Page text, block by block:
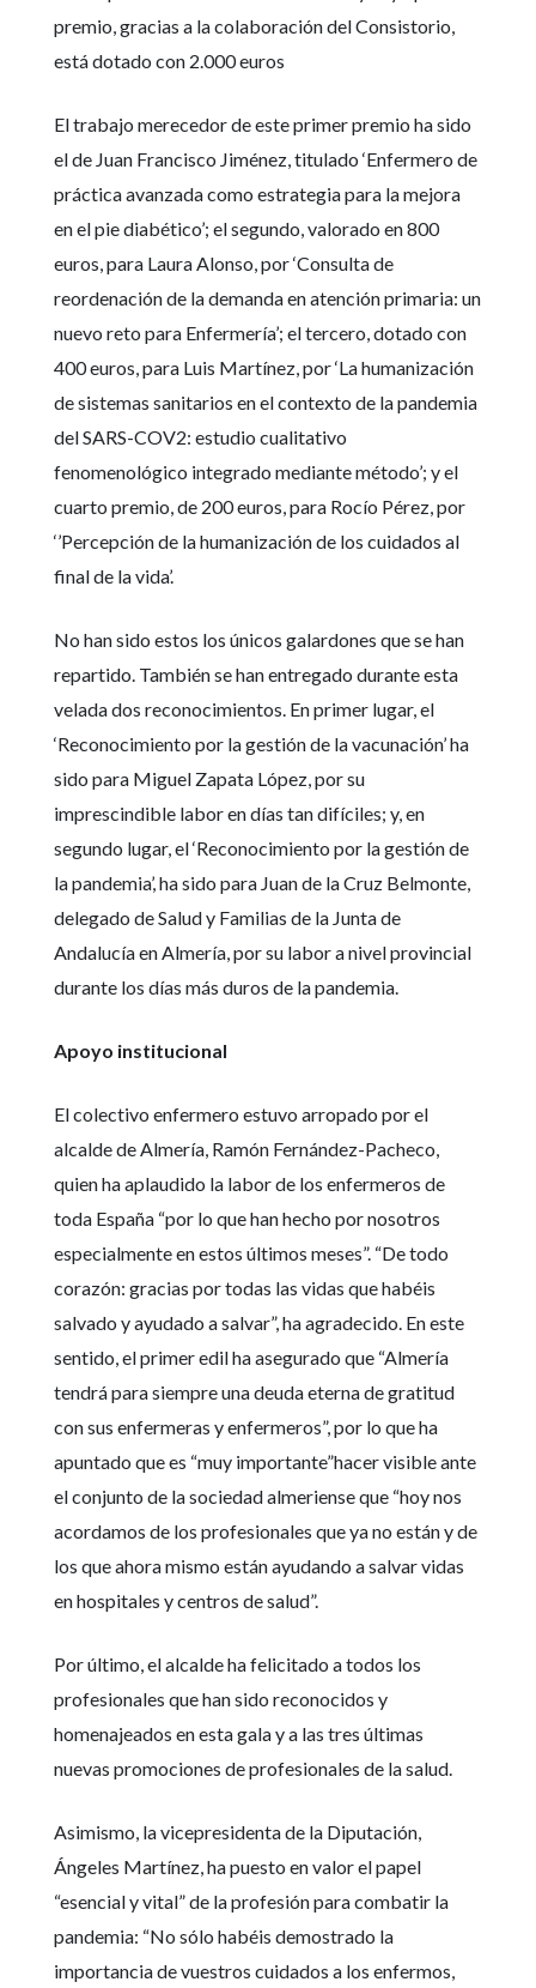
premio, gracias a la colaboración del Consistorio,
está dotado con 2.000 euros
El trabajo merecedor de este primer premio ha sido
el de Juan Francisco Jiménez, titulado ‘Enfermero de
práctica avanzada como estrategia para la mejora
en el pie diabético’; el segundo, valorado en 800
euros, para Laura Alonso, por‘Consulta de
reordenación de la demanda en atención primaria: un
nuevo reto para Enfermería’; el tercero, dotado con
400 euros, para Luis Martínez, por‘La humanización
de sistemas sanitarios en el contexto de la pandemia
del SARS-COV2: estudio cualitativo
fenomenológico integrado mediante método’; y el
cuarto premio, de 200 euros, para Rocío Pérez, por
‘’Percepción de la humanización de los cuidados al
final de la vida’.
No han sido estos los únicos galardones que se han
repartido. También se han entregado durante esta
velada dos reconocimientos. En primer lugar, el
‘Reconocimiento por la gestión de la vacunación’ ha
sido para Miguel Zapata López, por su
imprescindible labor en días tan difíciles; y, en
segundo lugar, el ‘Reconocimiento por la gestión de
la pandemia’, ha sido para Juan de la Cruz Belmonte,
delegado de Salud y Familias de la Junta de
Andalucía en Almería, por su labor a nivel provincial
durante los días más duros de la pandemia.
Apoyo institucional
El colectivo enfermero estuvo arropado por el
alcalde de Almería, Ramón Fernández-Pacheco,
quien ha aplaudido la labor de los enfermeros de
toda España “por lo que han hecho por nosotros
especialmente en estos últimos meses”. “De todo
corazón: gracias por todas las vidas que habéis
salvado y ayudado a salvar”, ha agradecido. En este
sentido, el primer edil ha asegurado que “Almería
tendrá para siempre una deuda eterna de gratitud
con sus enfermeras y enfermeros”, por lo que ha
apuntado que es “muy importante”hacer visible ante
el conjunto de la sociedad almeriense que “hoy nos
acordamos de los profesionales que ya no están y de
los que ahora mismo están ayudando a salvar vidas
en hospitales y centros de salud”.
Por último, el alcalde ha felicitado a todos los
profesionales que han sido reconocidos y
homenajeados en esta gala y a las tres últimas
nuevas promociones de profesionales de la salud.
Asimismo, la vicepresidenta de la Diputación,
Ángeles Martínez, ha puesto en valor el papel
“esencial y vital” de la profesión para combatir la
pandemia: “No sólo habéis demostrado la
importancia de vuestros cuidados a los enfermos,